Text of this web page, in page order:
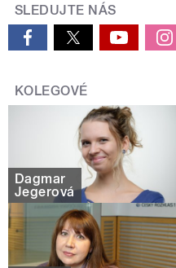
SLEDUJTE NÁS
KOLEGOVÉ
Dagmar
Jegerová